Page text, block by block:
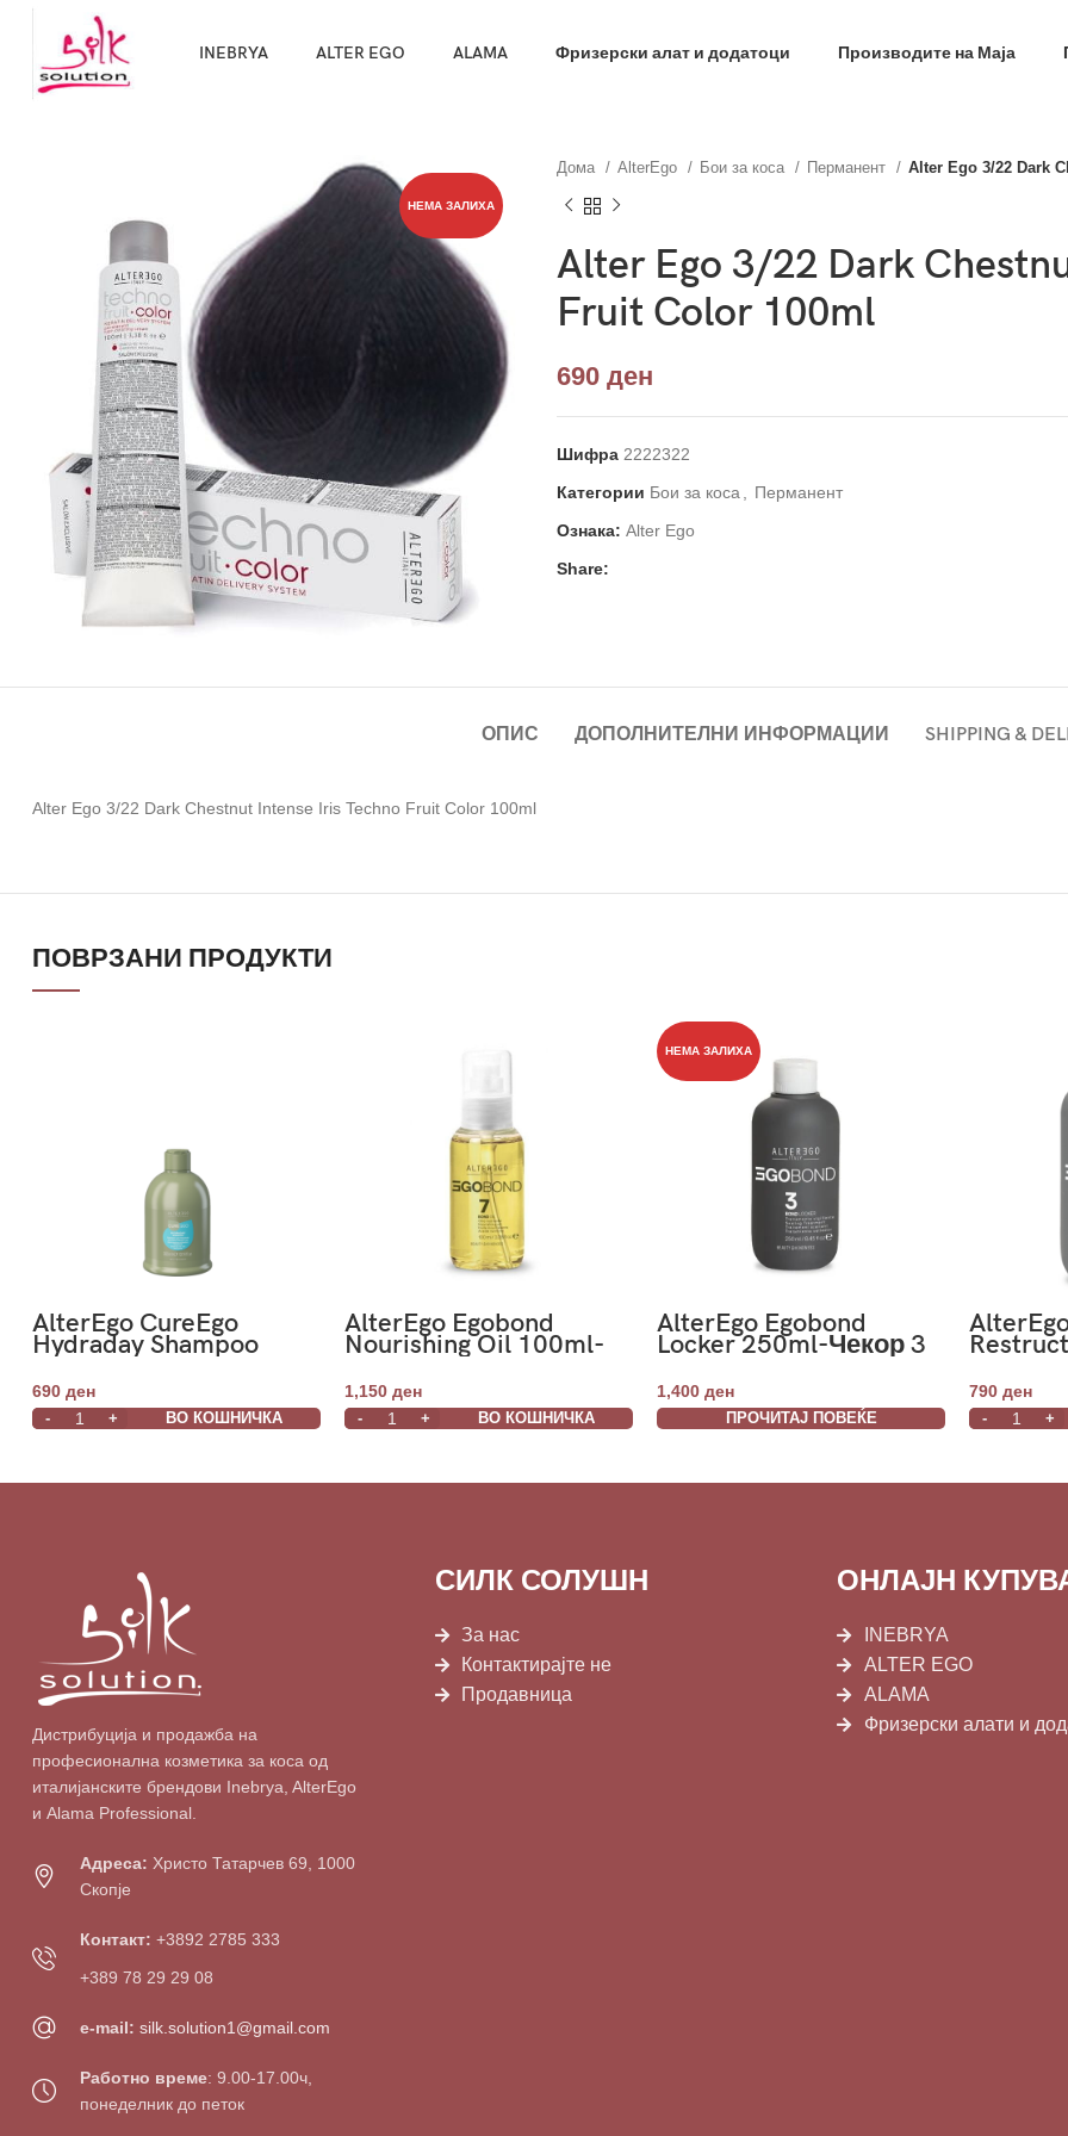
INEBRYA ALTER EGO ALAMA Фризерски алат и додатоци Производите на Маја
НЕМА ЗАЛИХА
Дома AlterEgo Бои за коса Перманент Alter Ego 3/22 Dark
Alter Ego 3/22 Dark
Fruit Color 100ml
690 ден
Шифра 2222322
Категории Бои за коса
Перманент
Ознака: Alter Ego
Share:
ОПИС ДОПОЛНИТЕЛНИ ИНФОРМАЦИИ SHIPPING &
Alter Ego 3/22 Dark Chestnut Intense Iris Techno Fruit Color 100ml
ПОВРЗАНИ ПРОДУКТИ
AlterEgo CureEgo
Hydraday Shampoo
Frequent Use 300ml
690 ден
ВО КОШНИЧКА
AlterEgo Egobond
Nourishing Oil 100ml-
1,150 ден
ВО КОШНИЧКА
НЕМА ЗАЛИХА
AlterEgo Egobond
Locker 250ml-Чекор 3
1,400 ден
ПРОЧИТАЈ ПОВЕЌЕ
250ml-
790 ден
Дистрибуција и продажба на
професионална козметика за коса од
италијанските брендови Inebrya, AlterEgo
и Alama Professional.
Адреса: Христо Татарчев 69, 1000
Скопје
Контакт: +3892 2785 333
+389 78 29 29 08
e-mail: silk.solution1@gmail.com
Работно време: 9.00-17.00ч,
понеделник до петок
СИЛК СОЛУШН
За нас
Контактирајте не
Продавница
ОНЛАЈН
INEBRYA
ALTER EGO
ALAMA
Фризерски алати и